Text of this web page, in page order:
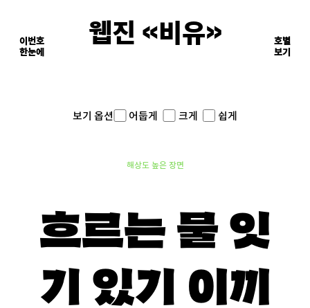
웹진 《비유》
이면의 장면들
이번호
한눈에
호별
보기
보기 옵션 어둡게 크게 쉽게
해상도 높은 장면
흐르는 물 잇
기 있기 이끼